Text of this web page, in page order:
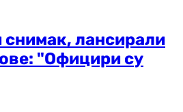
снимак, лансирали
"Официри су